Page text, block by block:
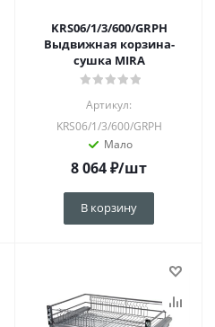
KRS06/1/3/600/GRPH
Выдвижная корзина-
сушка MIRA
Артикул:
KRS06/1/3/600/GRPH
Мало
8 064₽/шт
В корзину